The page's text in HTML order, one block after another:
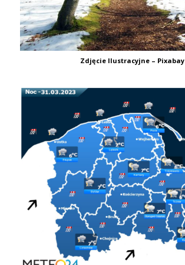
Zdjęcie Ilustracyjne – Pixabay